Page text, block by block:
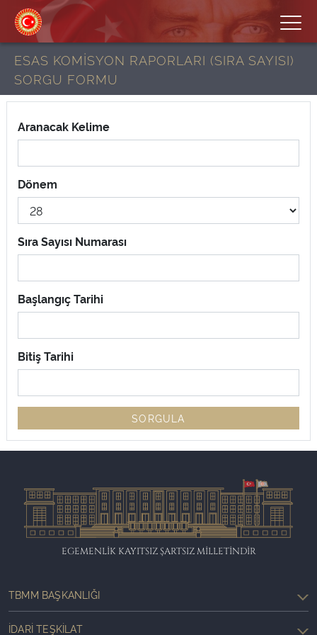
ESAS KOMİSYON RAPORLARI (SIRA SAYISI)
SORGU FORMU
Aranacak Kelime
Dönem
Sıra Sayısı Numarası
Başlangıç Tarihi
Bitiş Tarihi
SORGULA
EGEMENLİK KAYITSIZ ŞARTSIZ MİLLETİNDİR
TBMM BAŞKANLIĞI
İDARI TEŞKILAT